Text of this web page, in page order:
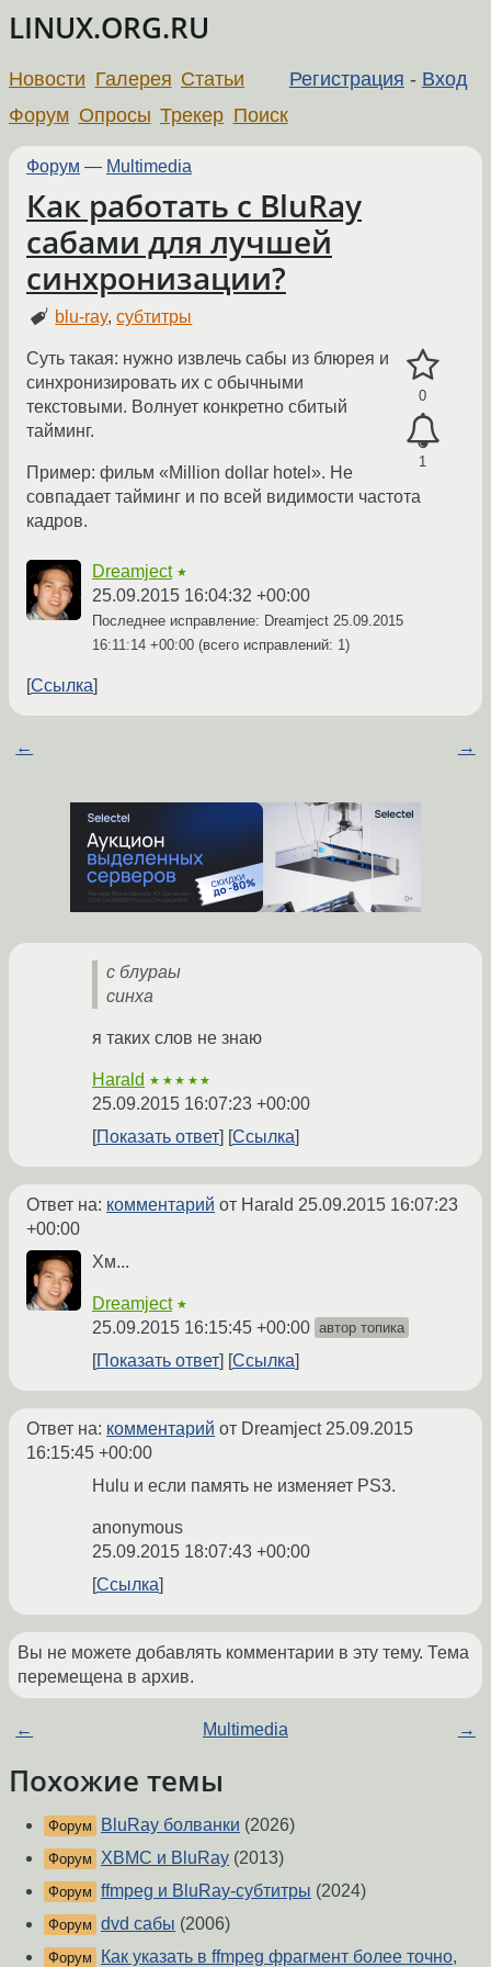
LINUX.ORG.RU
Регистрация - Вход
Новости Галерея Статьи
Форум Опросы Трекер Поиск
Форум — Multimedia
Как работать с BluRay
сабами для лучшей
синхронизации?
blu-ray,субтитры
0
1
Суть такая: нужно извлечь сабы из блюрея и
синхронизировать их с обычными
текстовыми. Волнует конкретно сбитый
тайминг.
Пример: фильм «Million dollar hotel». Не
совпадает тайминг и по всей видимости частота
кадров.
Dreamject ★
25.09.2015 16:04:32 +00:00
Последнее исправление: Dreamject 25.09.2015
16:11:14 +00:00 (всего исправлений: 1)
Ссылка
← →
с блураы
синха
я таких слов не знаю
Harald ★★★★★
25.09.2015 16:07:23 +00:00
Показать ответ
Ссылка
Ответ на: комментарий от Harald 25.09.2015 16:07:23
+00:00
Хм...
Dreamject ★
25.09.2015 16:15:45 +00:00 автор топика
Показать ответ Ссылка
Ответ на: комментарий от Dreamject25.09.2015
16:15:45 +00:00
Hulu и если память не изменяет PS3.
anonymous
25.09.2015 18:07:43 +00:00
Ссылка
Вы не можете добавлять комментарии в эту тему. Тема
перемещена в архив.
← Multimedia →
Похожие темы
Форум BluRay болванки (2026)
Форум XBMC и BluRay (2013)
Форум ffmpeg и BluRay-субтитры (2024)
Форум dvd сабы (2006)
Форум Как указать в ffmpeg фрагмент более точно,